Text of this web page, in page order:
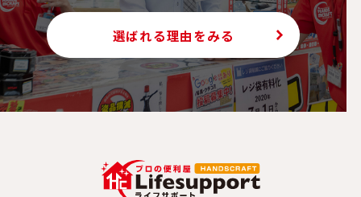
選ばれる理由をみる